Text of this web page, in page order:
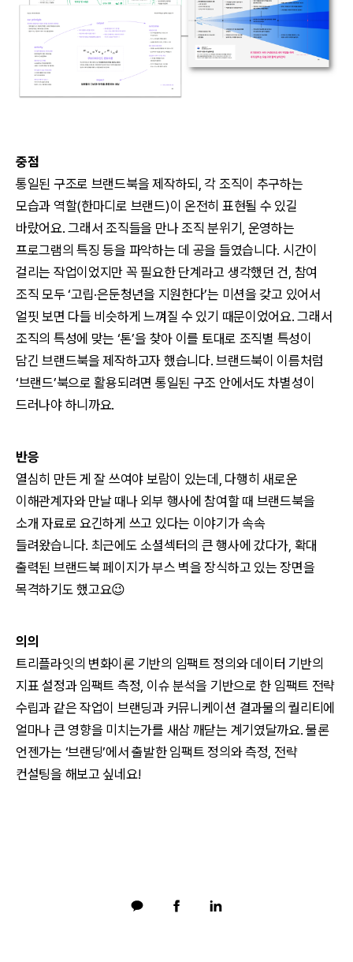
중점
통일된 구조로 브랜드북을 제작하되, 각 조직이 추구하는
모습과 역할(한마디로 브랜드)이 온전히 표현될 수 있길
바랐어요. 그래서 조직들을 만나 조직 분위기, 운영하는
프로그램의 특징 등을 파악하는 데 공을 들였습니다. 시간이
걸리는 작업이었지만 꼭 필요한 단계라고 생각했던 건, 참여
조직 모두 ‘고립·은둔청년을 지원한다’는 미션을 갖고 있어서
얼핏 보면 다들 비슷하게 느껴질 수 있기 때문이었어요. 그래서
조직의 특성에 맞는 ‘톤’을 찾아 이를 토대로 조직별 특성이
담긴 브랜드북을 제작하고자 했습니다. 브랜드북이 이름처럼
‘브랜드’북으로 활용되려면 통일된 구조 안에서도 차별성이
드러나야 하니까요.
반응
열심히 만든 게 잘 쓰여야 보람이 있는데, 다행히 새로운
이해관계자와 만날 때나 외부 행사에 참여할 때 브랜드북을
소개 자료로 요긴하게 쓰고 있다는 이야기가 속속
들려왔습니다. 최근에도 소셜섹터의 큰 행사에 갔다가, 확대
출력된 브랜드북 페이지가 부스 벽을 장식하고 있는 장면을
목격하기도 했고요😉
의의
트리플라잇의 변화이론 기반의 임팩트 정의와 데이터 기반의
지표 설정과 임팩트 측정, 이슈 분석을 기반으로 한 임팩트 전략
수립과 같은 작업이 브랜딩과 커뮤니케이션 결과물의 퀄리티에
얼마나 큰 영향을 미치는가를 새삼 깨닫는 계기였달까요. 물론
언젠가는 ‘브랜딩’에서 출발한 임팩트 정의와 측정, 전략
컨설팅을 해보고 싶네요!